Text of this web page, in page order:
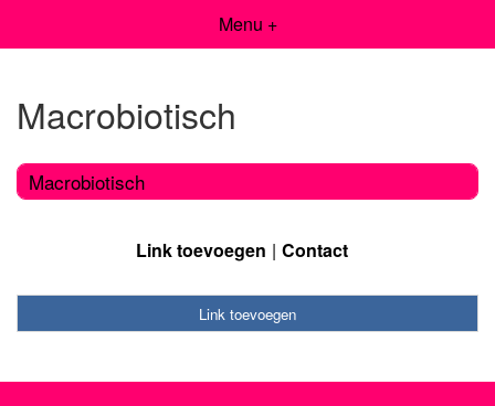
Menu +
Macrobiotisch
Macrobiotisch
Link toevoegen Contact
Link toevoegen